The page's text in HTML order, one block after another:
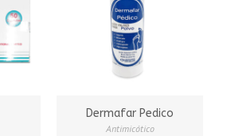
Dermafar Pedico
Antimicótico